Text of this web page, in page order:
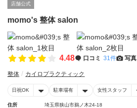
店舗公式
momo's 整体 salon
4.48 口コミ 31件 写真
整体 カイロプラクティック
日祝OK 駐車場有 女性スタッフ
住所
埼玉県狭山市鵜ノ木24-18